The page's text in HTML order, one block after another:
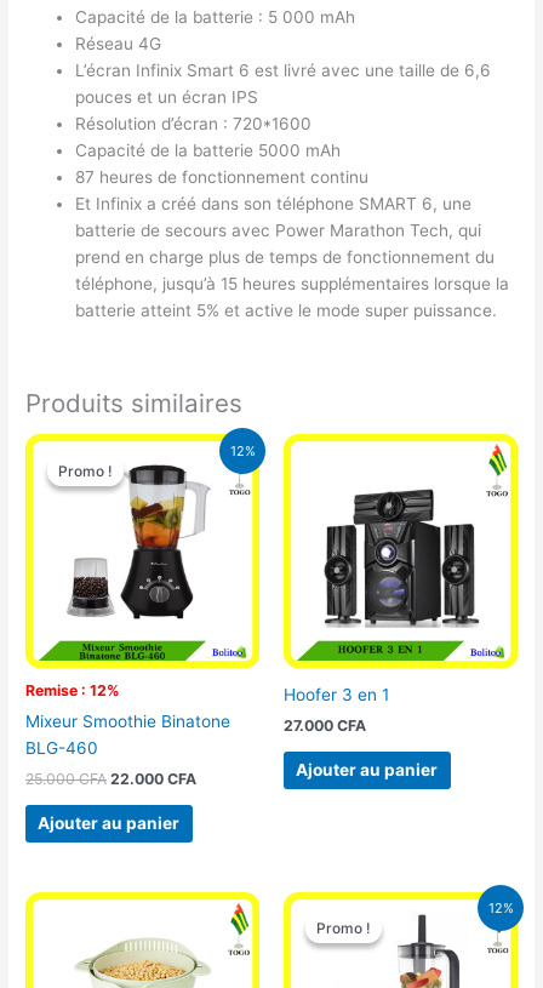
Capacité de la batterie : 5 000 mAh
Réseau 4G
L’écran Infinix Smart 6 est livré avec une taille de 6,6
pouces et un écran IPS
Résolution d’écran : 720*1600
Capacité de la batterie 5000 mAh
87 heures de fonctionnement continu
Et Infinix a créé dans son téléphone SMART 6, une
batterie de secours avec Power Marathon Tech, qui
prend en charge plus de temps de fonctionnement du
téléphone, jusqu’à 15 heures supplémentaires lorsque la
batterie atteint 5% et active le mode super puissance.
Produits similaires
12%
Promo !
Remise : 12%
Promo !
Mixeur Smoothie Binatone
BLG-460
25.000CFA
Le
prix
initial
était :
25.000 CFA.
22.000CFA
Le
prix
actuel
est :
Ajouter au panier
Hoofer 3 en 1
27.000 CFA
Ajouter au panier
12%
Promo !
Promo !
Le
prix
initial
était :
25.000 CFA.
Le
prix
actuel
est :